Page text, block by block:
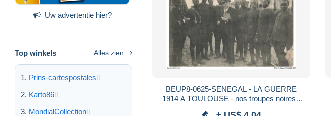
Uw advertentie hier?
Top winkels Alles zien
Prins-cartespostales
Karto86
MondialCollection
BEUP8-0625-SENEGAL - LA GUERRE
1914 A TOULOUSE - nos troupes noires -